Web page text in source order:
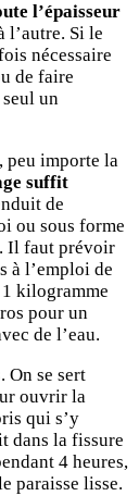
l’épaisseur
l’autre. Si le
nécessaire
de faire
un
peu importe la
suffit
de
ou sous forme
Il faut prévoir
à l’emploi de
kilogramme
pour un
de l’eau.
On se sert
ouvrir la
qui s’y
dans la fissure
4 heures,
paraisse lisse.